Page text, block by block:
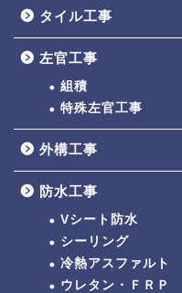
タイル工事
左官工事
組積
特殊左官工事
外構工事
防水工事
Vシート防水
シーリング
冷熱アスファルト
ウレタン・ＦＲＰ